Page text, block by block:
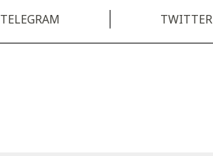
TELEGRAM TWITTER